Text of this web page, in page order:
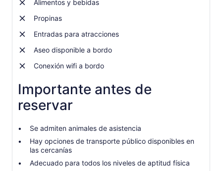
Alimentos y bebidas
Propinas
Entradas para atracciones
Aseo disponible a bordo
Conexión wifi a bordo
Importante antes de
reservar
Se admiten animales de asistencia
Hay opciones de transporte público disponibles en
las cercanías
Adecuado para todos los niveles de aptitud física